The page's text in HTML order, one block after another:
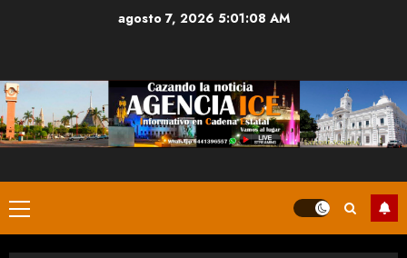
agosto 7, 2026 5:01:08 AM
Menú
principal